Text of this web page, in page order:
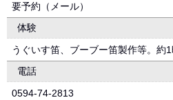
要予約（メール）
体験
うぐいす笛、ブーブー笛製作等。約
電話
0594-74-2813